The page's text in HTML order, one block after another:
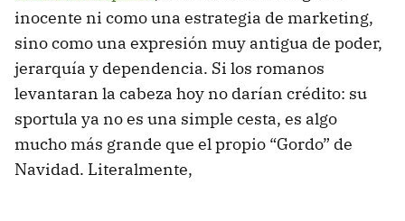
inocente ni como una estrategia de marketing,
sino como una expresión muy antigua de poder,
jerarquía y dependencia. Si los romanos
levantaran la cabeza hoy no darían crédito: su
sportula ya no es una simple cesta, es algo
mucho más grande que el propio “Gordo” de
Navidad. Literalmente,